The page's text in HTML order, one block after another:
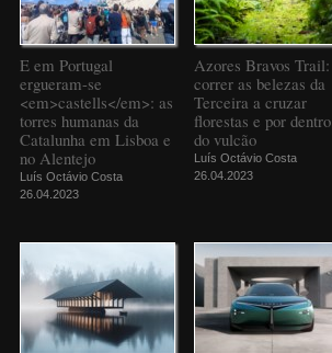
E em Portugal
ergueram-se
<em>castells</em>: as
torres humanas da
Catalunha em Lisboa e
no Alentejo
Luís Octávio Costa
26.04.2023
Azores Bravos Trail:
correr as belezas da
Terceira a cruzar
florestas e por dentro
do vulcão
Luís Octávio Costa
26.04.2023